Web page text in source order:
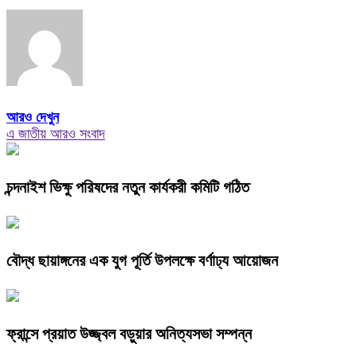
আরও দেখুন
এ জাতীয় আরও সংবাদ
চন্দনাইশ ভিক্ষু পরিষদের নতুন কার্যকরী কমিটি গঠিত
বৌদ্ধ ছায়াঙ্গনের এক যুগ পূর্তি উপলক্ষে বর্ণাঢ্য আয়োজন
ফ্রান্সে প্রয়াত উজ্জ্বল বড়ুয়ার অনিত্যসভা সম্পন্ন